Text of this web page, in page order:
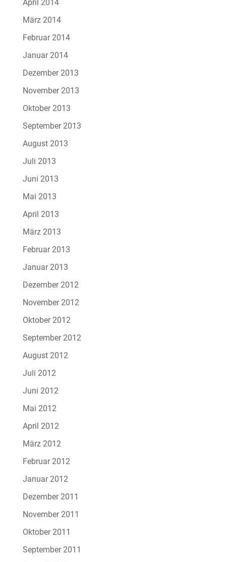
April 2014
März 2014
Februar 2014
Januar 2014
Dezember 2013
November 2013
Oktober 2013
September 2013
August 2013
Juli 2013
Juni 2013
Mai 2013
April 2013
März 2013
Februar 2013
Januar 2013
Dezember 2012
November 2012
Oktober 2012
September 2012
August 2012
Juli 2012
Juni 2012
Mai 2012
April 2012
März 2012
Februar 2012
Januar 2012
Dezember 2011
November 2011
Oktober 2011
September 2011